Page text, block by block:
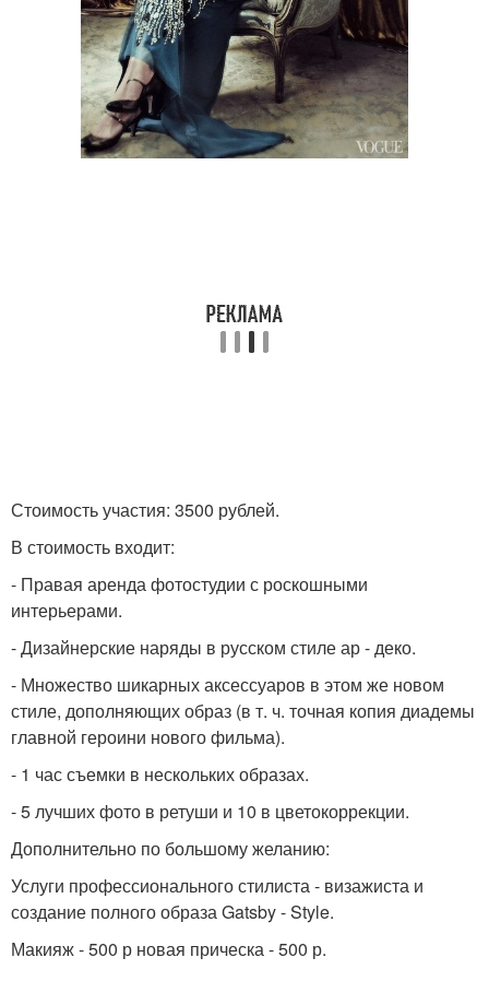
Стоимость участия: 3500 рублей.
В стоимость входит:
- Правая аренда фотостудии с роскошными
интерьерами.
- Дизайнерские наряды в русском стиле ар - деко.
- Множество шикарных аксессуаров в этом же новом
стиле, дополняющих образ (в т. ч. точная копия диадемы
главной героини нового фильма).
- 1 час съемки в нескольких образах.
- 5 лучших фото в ретуши и 10 в цветокоррекции.
Дополнительно по большому желанию:
Услуги профессионального стилиста - визажиста и
создание полного образа Gatsby - Style.
Макияж - 500 р новая прическа - 500 р.